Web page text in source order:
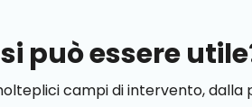
può essere
campi di intervento,